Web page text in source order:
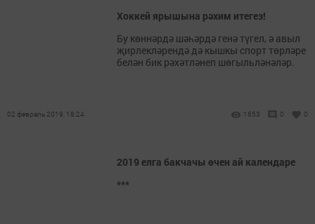
Хоккей ярышына рәхим итегез!
Бу көннәрдә шәһәрдә генә түгел, ә авыл
җирлекләрендә дә кышкы спорт төрләре
белән бик рәхәтләнеп шөгыльләнәләр.
02 февраль 2019, 18:24 1653 0 0
2019 елга бакчачы өчен ай календаре
***